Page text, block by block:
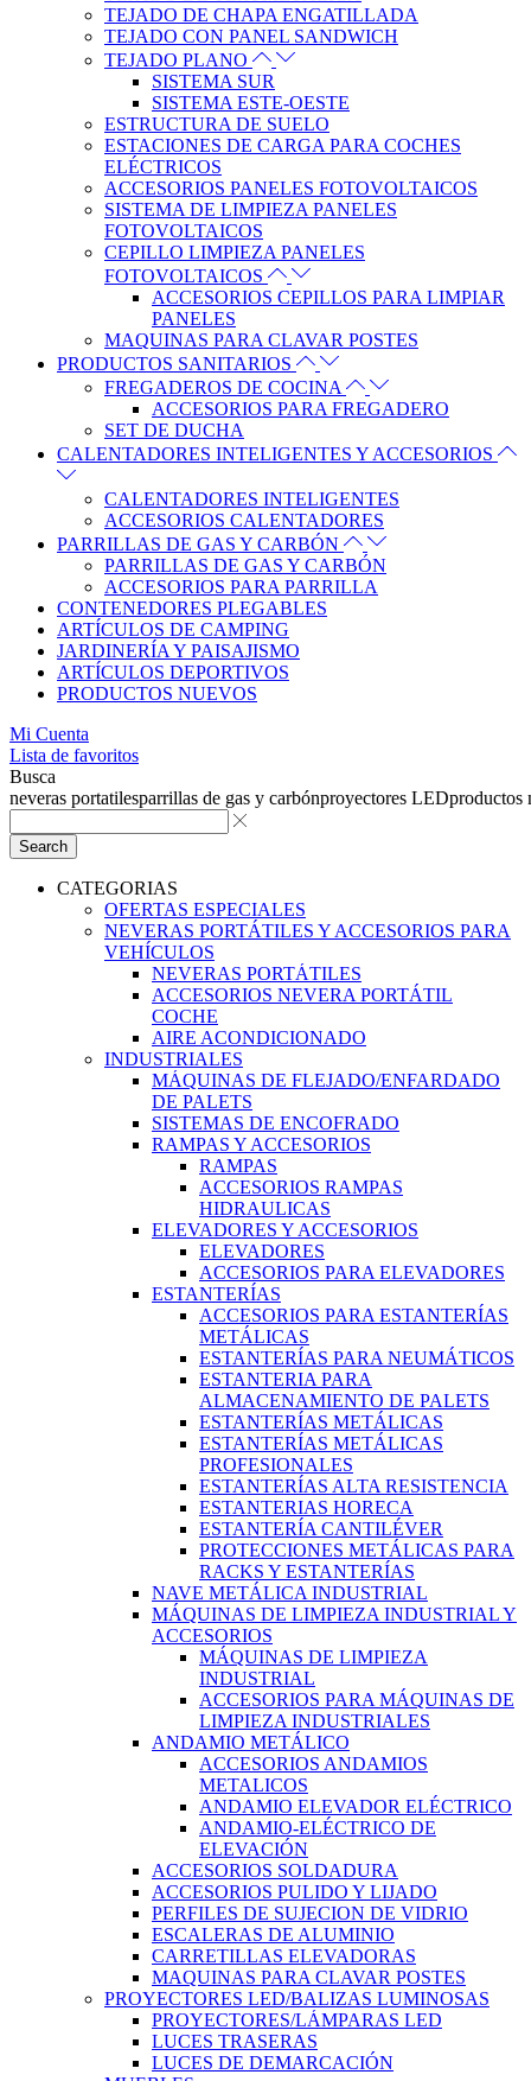
TEJADO DE CHAPA ENGATILLADA
TEJADO CON PANEL SANDWICH
TEJADO PLANO
SISTEMA SUR
SISTEMA ESTE-OESTE
ESTRUCTURA DE SUELO
ESTACIONES DE CARGA PARA COCHES
ELÉCTRICOS
ACCESORIOS PANELES FOTOVOLTAICOS
SISTEMA DE LIMPIEZA PANELES
FOTOVOLTAICOS
CEPILLO LIMPIEZA PANELES
FOTOVOLTAICOS
ACCESORIOS CEPILLOS PARA LIMPIAR
PANELES
MAQUINAS PARA CLAVAR POSTES
PRODUCTOS SANITARIOS
FREGADEROS DE COCINA
ACCESORIOS PARA FREGADERO
SET DE DUCHA
CALENTADORES INTELIGENTES Y ACCESORIOS
CALENTADORES INTELIGENTES
ACCESORIOS CALENTADORES
PARRILLAS DE GAS Y CARBÓN
PARRILLAS DE GAS Y CARBÓN
ACCESORIOS PARA PARRILLA
CONTENEDORES PLEGABLES
ARTÍCULOS DE CAMPING
JARDINERÍA Y PAISAJISMO
ARTÍCULOS DEPORTIVOS
PRODUCTOS NUEVOS
Mi Cuenta
Lista de favoritos
Busca
neveras portatilesparrillas de gas y carbónproyectores LEDproductos
Search
CATEGORIAS
OFERTAS ESPECIALES
NEVERAS PORTÁTILES Y ACCESORIOS PARA
VEHÍCULOS
NEVERAS PORTÁTILES
ACCESORIOS NEVERA PORTÁTIL
COCHE
AIRE ACONDICIONADO
INDUSTRIALES
MÁQUINAS DE FLEJADO/ENFARDADO
DE PALETS
SISTEMAS DE ENCOFRADO
RAMPAS Y ACCESORIOS
RAMPAS
ACCESORIOS RAMPAS
HIDRAULICAS
ELEVADORES Y ACCESORIOS
ELEVADORES
ACCESORIOS PARA ELEVADORES
ESTANTERÍAS
ACCESORIOS PARA ESTANTERÍAS
METÁLICAS
ESTANTERÍAS PARA NEUMÁTICOS
ESTANTERIA PARA
ALMACENAMIENTO DE PALETS
ESTANTERÍAS METÁLICAS
ESTANTERÍAS METÁLICAS
PROFESIONALES
ESTANTERÍAS ALTA RESISTENCIA
ESTANTERIAS HORECA
ESTANTERÍA CANTILÉVER
PROTECCIONES METÁLICAS PARA
RACKS Y ESTANTERÍAS
NAVE METÁLICA INDUSTRIAL
MÁQUINAS DE LIMPIEZA INDUSTRIAL Y
ACCESORIOS
MÁQUINAS DE LIMPIEZA
INDUSTRIAL
ACCESORIOS PARA MÁQUINAS DE
LIMPIEZA INDUSTRIALES
ANDAMIO METÁLICO
ACCESORIOS ANDAMIOS
METALICOS
ANDAMIO ELEVADOR ELÉCTRICO
ANDAMIO-ELÉCTRICO DE
ELEVACIÓN
ACCESORIOS SOLDADURA
ACCESORIOS PULIDO Y LIJADO
PERFILES DE SUJECION DE VIDRIO
ESCALERAS DE ALUMINIO
CARRETILLAS ELEVADORAS
MAQUINAS PARA CLAVAR POSTES
PROYECTORES LED/BALIZAS LUMINOSAS
PROYECTORES/LÁMPARAS LED
LUCES TRASERAS
LUCES DE DEMARCACIÓN